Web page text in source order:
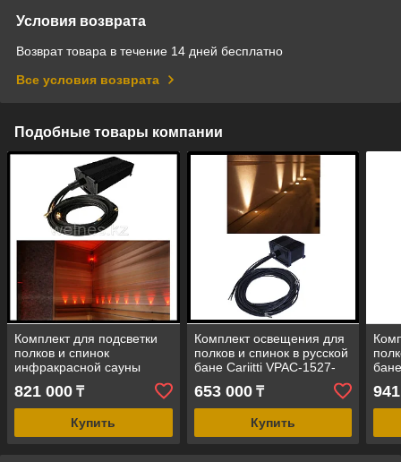
Условия возврата
Возврат товара в течение 14 дней бесплатно
Все условия возврата
Подобные товары компании
Комплект для подсветки
полков и спинок
инфракрасной сауны
Cariitti VPL30C-G223
(смена цветов, 22+1
точка)
821 000 ₸
Купить
Комплект освещения для
полков и спинок в русской
бане Cariitti VPAC-1527-
G223 (стекловолокно,22+1
точка,16 Вт)
653 000₸
Купить
20